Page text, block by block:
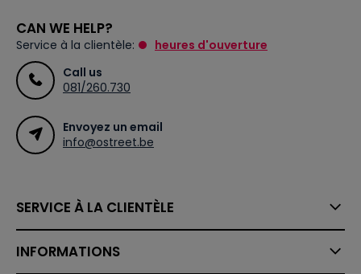
CAN WE HELP?
Service à la clientèle:
heures d'ouverture
Call us
081/260.730
Envoyez un email
info@ostreet.be
SERVICE À LA CLIENTÈLE
INFORMATIONS